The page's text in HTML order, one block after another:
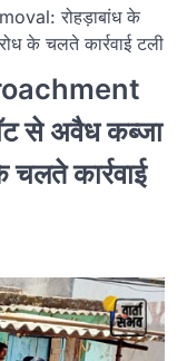
रोहड़ाबांध के
के चलते कार्रवाई टली
से अवैध कब्जा
चलते कार्रवाई